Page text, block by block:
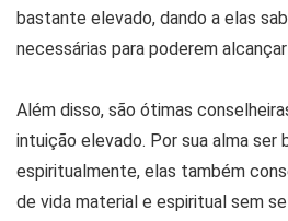
bastante elevado, dando a elas
necessárias para poderem
Além disso, são ótimas
intuição elevado. Por sua alma ser
espiritualmente, elas também
de vida material e espiritual sem